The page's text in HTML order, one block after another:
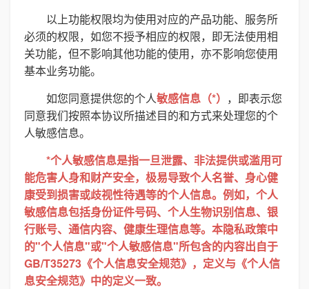
以上功能权限均为使用对应的产品功能、服务所
必须的权限，如您不授予相应的权限，即无法使用相
关功能，但不影响其他功能的使用，亦不影响您使用
基本业务功能。
如您同意提供您的个人敏感信息（*） ，即表示您
同意我们按照本协议所描述目的和方式来处理您的个
人敏感信息。
*个人敏感信息是指一旦泄露、非法提供或滥用可
能危害人身和财产安全，极易导致个人名誉、身心健
康受到损害或歧视性待遇等的个人信息。例如，个人
敏感信息包括身份证件号码、个人生物识别信息、银
行账号、通信内容、健康生理信息等。本隐私政策中
的"个人信息"或"个人敏感信息"所包含的内容出自于
GB/T35273《个人信息安全规范》，定义与《个人信
息安全规范》中的定义一致。